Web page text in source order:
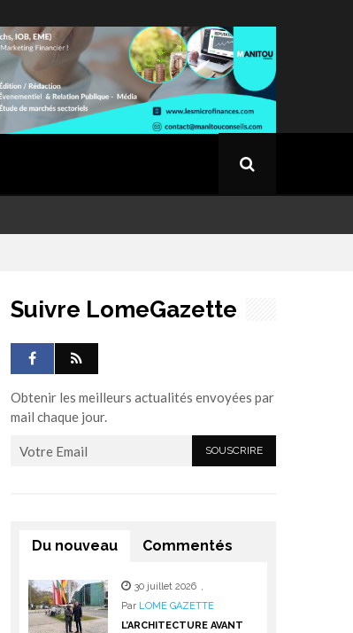
Suivre LomeGazette
Obtenir les meilleurs actualités envoyées par
mail chaque jour.
Du nouveau Commentés
30 juillet 2026 ,
Par LOME GAZETTE
L’ARCHITECTURE AVANT